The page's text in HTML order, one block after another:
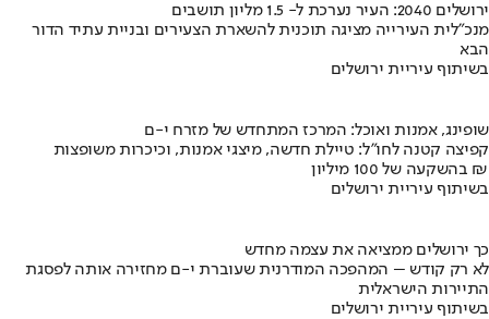
ירושלים 2040: העיר נערכת ל- 1.5 מליון תושבים
מנכ"לית העירייה מציגה תוכנית להשארת הצעירים ובניית עתיד הדור
הבא
בשיתוף עיריית ירושלים
שופינג, אמנות ואוכל: המרכז המתחדש של מזרח י-ם
קפיצה קטנה לחו"ל: טיילת חדשה, מיצגי אמנות, וכיכרות משופצות
בהשקעה של 100 מיליון ₪
בשיתוף עיריית ירושלים
כך ירושלים ממציאה את עצמה מחדש
לא רק קודש – המהפכה המודרנית שעוברת י-ם מחזירה אותה לפסגת
התיירות הישראלית
בשיתוף עיריית ירושלים